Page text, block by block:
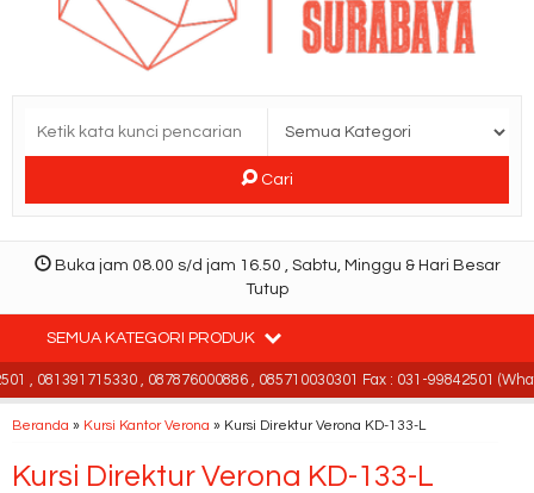
Cari
Buka jam 08.00 s/d jam 16.50 , Sabtu, Minggu & Hari Besar
Tutup
SEMUA KATEGORI PRODUK
, 081391715330 , 087876000886 , 085710030301 Fax : 031-99842501
Beranda » Kursi Kantor Verona » Kursi Direktur Verona KD-133-L
Kursi Direktur Verona KD-133-L